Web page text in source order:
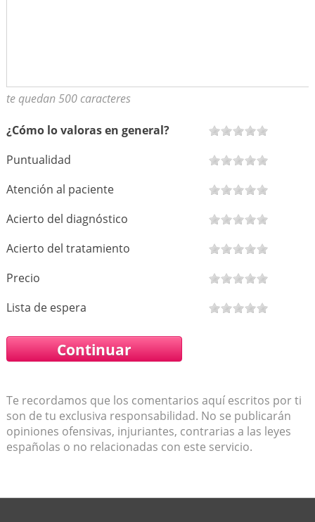
te quedan 500 caracteres
¿Cómo lo valoras en general?
Puntualidad
Atención al paciente
Acierto del diagnóstico
Acierto del tratamiento
Precio
Lista de espera
Te recordamos que los comentarios aquí escritos por ti
son de tu exclusiva responsabilidad. No se publicarán
opiniones ofensivas, injuriantes, contrarias a las leyes
españolas o no relacionadas con este servicio.